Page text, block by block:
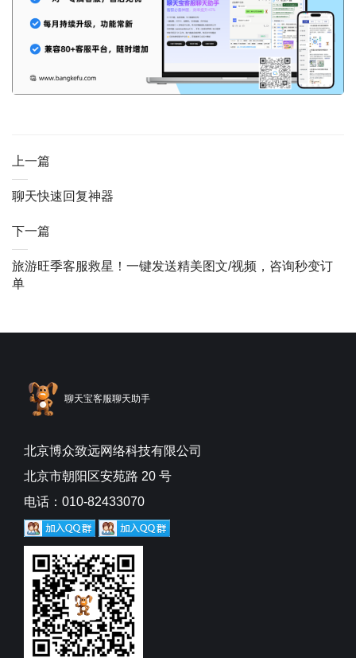
上一篇
聊天快速回复神器
下一篇
旅游旺季客服救星！一键发送精美图文/视频，咨询秒变订
单
聊天宝客服聊天助手
北京博众致远网络科技有限公司
北京市朝阳区安苑路 20 号
电话：010-82433070